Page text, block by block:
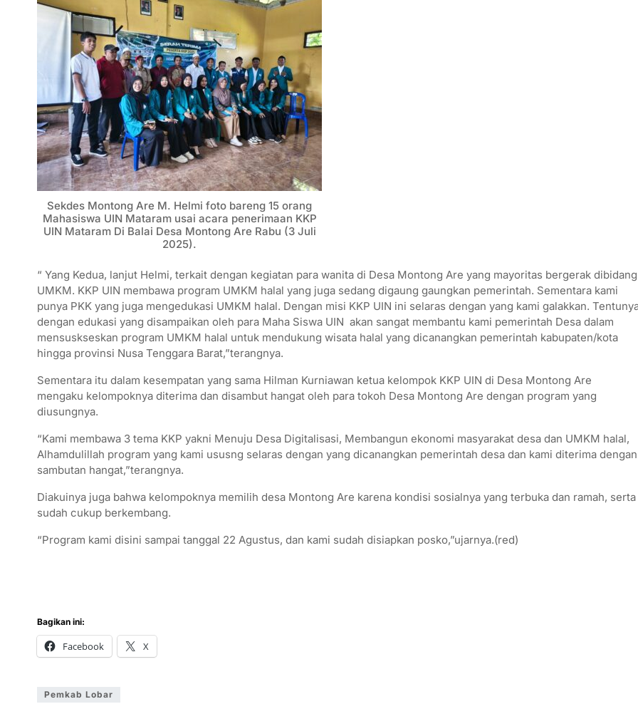
Sekdes Montong Are M. Helmi foto bareng 15 orang
Mahasiswa UIN Mataram usai acara penerimaan KKP
UIN Mataram Di Balai Desa Montong Are Rabu (3 Juli
2025).
“ Yang Kedua, lanjut Helmi, terkait dengan kegiatan para wanita di Desa Montong Are yang mayoritas bergerak dibidang
UMKM. KKP UIN membawa program UMKM halal yang juga sedang digaung gaungkan pemerintah. Sementara kami
punya PKK yang juga mengedukasi UMKM halal. Dengan misi KKP UIN ini selaras dengan yang kami galakkan.
dengan edukasi yang disampaikan oleh para Maha Siswa UIN akan sangat membantu kami pemerintah Desa dalam
mensuskseskan program UMKM halal untuk mendukung wisata halal yang dicanangkan pemerintah kabupaten/kota
hingga provinsi Nusa Tenggara Barat,”terangnya.
Sementara itu dalam kesempatan yang sama Hilman Kurniawan ketua kelompok KKP UIN di Desa Montong Are
mengaku kelompoknya diterima dan disambut hangat oleh para tokoh Desa Montong Are dengan program yang
diusungnya.
“Kami membawa 3 tema KKP yakni Menuju Desa Digitalisasi, Membangun ekonomi masyarakat desa dan UMKM halal,
Alhamdulillah program yang kami ususng selaras dengan yang dicanangkan pemerintah desa dan kami diterima dengan
sambutan hangat,”terangnya.
Diakuinya juga bahwa kelompoknya memilih desa Montong Are karena kondisi sosialnya yang terbuka dan ramah, serta
sudah cukup berkembang.
“Program kami disini sampai tanggal 22 Agustus, dan kami sudah disiapkan posko,”ujarnya.(red)
Bagikan ini:
Facebook X
Pemkab Lobar